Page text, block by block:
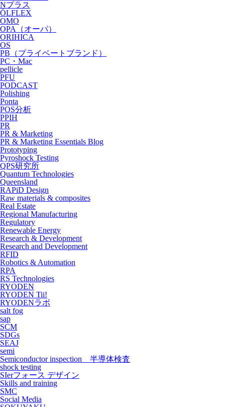
Nプラス
ÖLFLEX
OMO
OPA（オーパ）
ORIHICA
OS
PB（プライベートブランド）
PC・Mac
pellicle
PFU
PODCAST
Polishing
Ponta
POS分析
PPIH
PR
PR & Marketing
PR & Marketing Essentials Blog
Prototyping
Pyroshock Testing
QPS研究所
Quantum Technologies
Queensland
RAPiD Design
Raw materials & composites
Real Estate
Regional Manufacturing
Regulatory
Renewable Energy
Research & Development
Research and Development
RFID
Robotics & Automation
RPA
RS Technologies
RYODEN
RYODEN Tii!
RYODENラボ
salt fog
sap
SCM
SDGs
SEAJ
semi
Semiconductor inspection 半導体検査
shock testing
SIerフォース デザイン
Skills and training
SMC
Social Media